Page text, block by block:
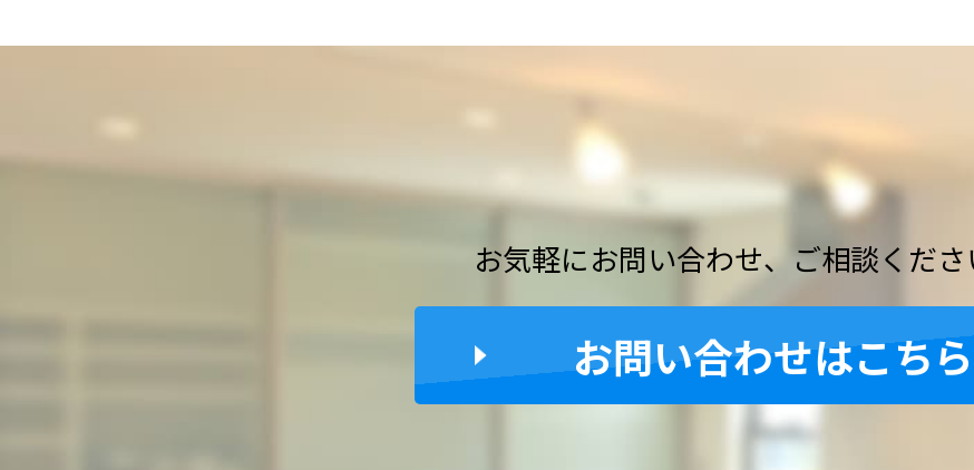
お気軽にお問い合わせ、ご相談くださ
お問い合わせはこちら